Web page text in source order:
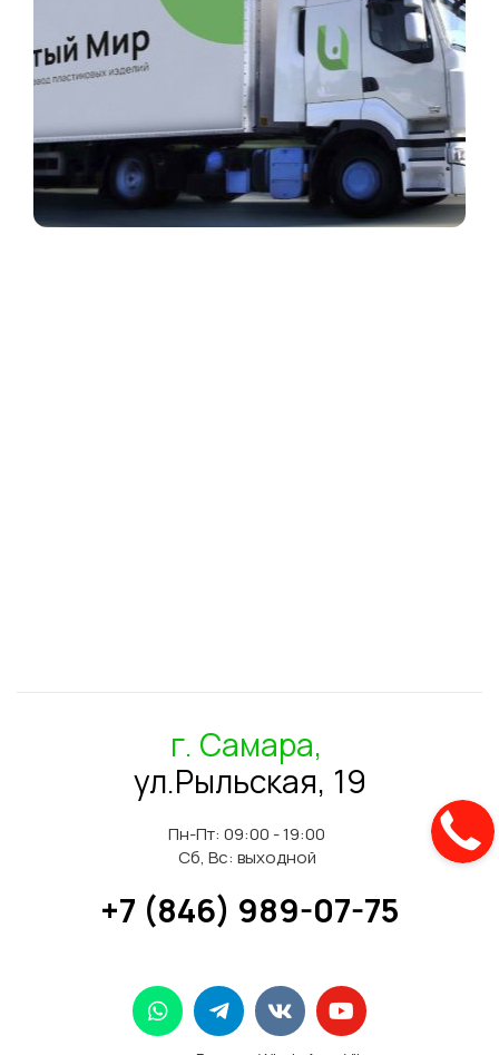
г. Самара,
ул.Рыльская, 19
Пн-Пт: 09:00 - 19:00
Сб, Вс: выходной
+7 (846) 989-07-75